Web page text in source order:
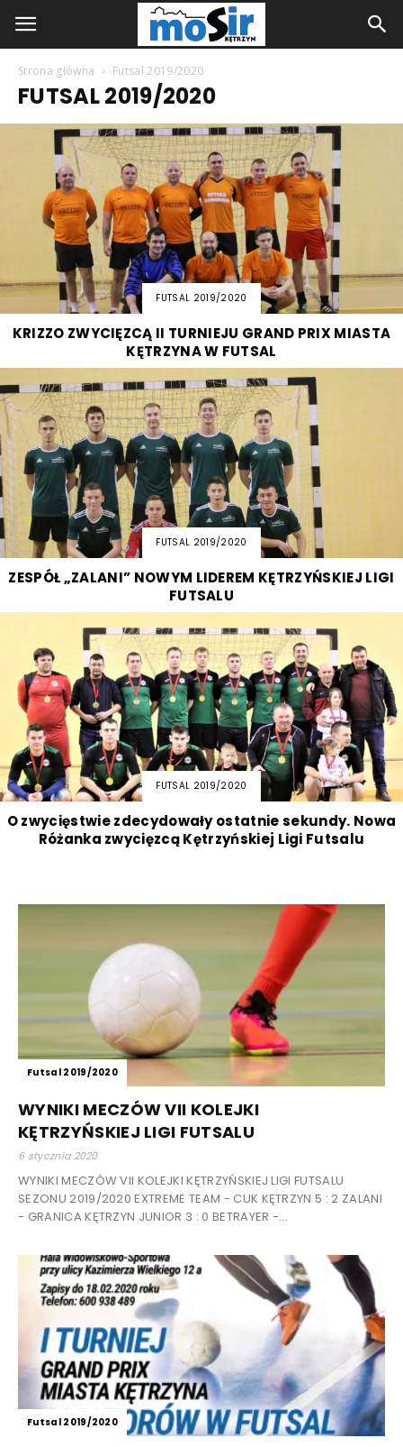
Strona główna Futsal 2019/2020
FUTSAL 2019/2020
FUTSAL 2019/2020
KRIZZO ZWYCIĘZCĄ II TURNIEJU GRAND PRIX MIASTA
KĘTRZYNA W FUTSAL
FUTSAL 2019/2020
ZESPÓŁ „ZALANI” NOWYM LIDEREM KĘTRZYŃSKIEJ LIGI
FUTSALU
FUTSAL 2019/2020
O zwycięstwie zdecydowały ostatnie sekundy. Nowa
Różanka zwycięzcą Kętrzyńskiej Ligi Futsalu
Futsal 2019/2020
WYNIKI MECZÓW VII KOLEJKI
KĘTRZYŃSKIEJ LIGI FUTSALU
6 stycznia 2020
WYNIKI MECZÓW VII KOLEJKI KĘTRZYŃSKIEJ LIGI FUTSALU
SEZONU 2019/2020 EXTREME TEAM - CUK KĘTRZYN 5 : 2 ZALANI
- GRANICA KĘTRZYN JUNIOR 3 : 0 BETRAYER -...
Futsal 2019/2020